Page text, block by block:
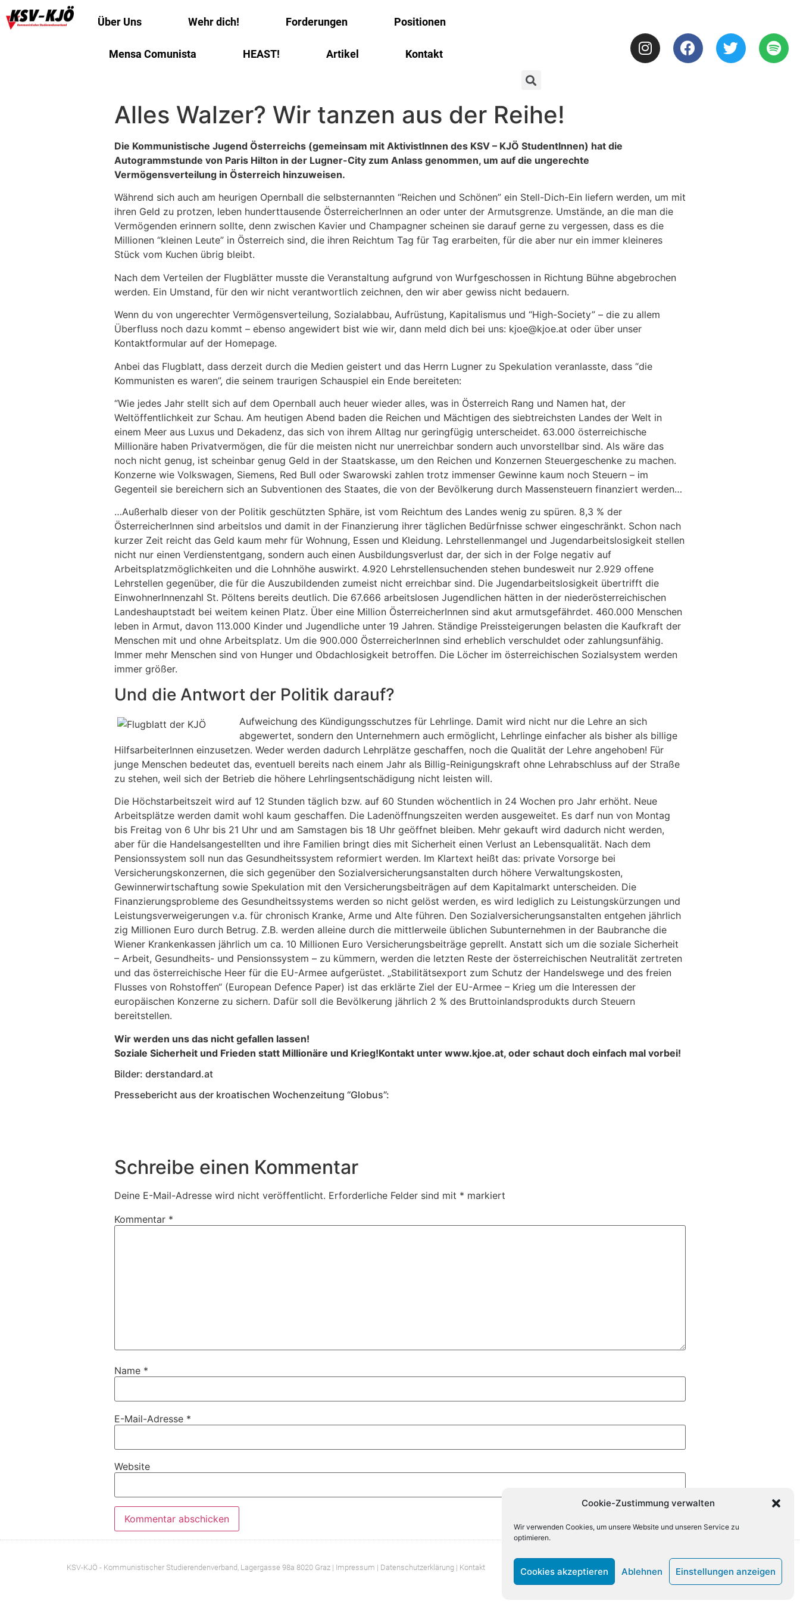
Cookie-Zustimmung verwalten
Wir verwenden Cookies, um unsere Website und unseren Service zu
optimieren.
Cookies akzeptieren Ablehnen Einstellungen anzeigen
Über Uns Wehr dich! Forderungen Positionen
Mensa Comunista HEAST! Artikel Kontakt
Alles Walzer? Wir tanzen aus der Reihe!
Die Kommunistische Jugend Österreichs (gemeinsam mit AktivistInnen des KSV – KJÖ StudentInnen) hat die
Autogrammstunde von Paris Hilton in der Lugner-City zum Anlass genommen, um auf die ungerechte
Vermögensverteilung in Österreich hinzuweisen.
Während sich auch am heurigen Opernball die selbsternannten “Reichen und Schönen” ein Stell-Dich-Ein liefern werden, um mit
ihren Geld zu protzen, leben hunderttausende ÖsterreicherInnen an oder unter der Armutsgrenze. Umstände, an die man die
Vermögenden erinnern sollte, denn zwischen Kavier und Champagner scheinen sie darauf gerne zu vergessen, dass es die
Millionen “kleinen Leute” in Österreich sind, die ihren Reichtum Tag für Tag erarbeiten, für die aber nur ein immer kleineres
Stück vom Kuchen übrig bleibt.
Nach dem Verteilen der Flugblätter musste die Veranstaltung aufgrund von Wurfgeschossen in Richtung Bühne abgebrochen
werden. Ein Umstand, für den wir nicht verantwortlich zeichnen, den wir aber gewiss nicht bedauern.
Wenn du von ungerechter Vermögensverteilung, Sozialabbau, Aufrüstung, Kapitalismus und “High-Society” – die zu allem
Überfluss noch dazu kommt – ebenso angewidert bist wie wir, dann meld dich bei uns: kjoe@kjoe.at oder über unser
Kontaktformular auf der Homepage.
Anbei das Flugblatt, dass derzeit durch die Medien geistert und das Herrn Lugner zu Spekulation veranlasste, dass “die
Kommunisten es waren”, die seinem traurigen Schauspiel ein Ende bereiteten:
“Wie jedes Jahr stellt sich auf dem Opernball auch heuer wieder alles, was in Österreich Rang und Namen hat, der
Weltöffentlichkeit zur Schau. Am heutigen Abend baden die Reichen und Mächtigen des siebtreichsten Landes der Welt in
einem Meer aus Luxus und Dekadenz, das sich von ihrem Alltag nur geringfügig unterscheidet. 63.000 österreichische
Millionäre haben Privatvermögen, die für die meisten nicht nur unerreichbar sondern auch unvorstellbar sind. Als wäre das
noch nicht genug, ist scheinbar genug Geld in der Staatskasse, um den Reichen und Konzernen Steuergeschenke zu machen.
Konzerne wie Volkswagen, Siemens, Red Bull oder Swarowski zahlen trotz immenser Gewinne kaum noch Steuern – im
Gegenteil sie bereichern sich an Subventionen des Staates, die von der Bevölkerung durch Massensteuern finanziert werden…
…Außerhalb dieser von der Politik geschützten Sphäre, ist vom Reichtum des Landes wenig zu spüren. 8,3 % der
ÖsterreicherInnen sind arbeitslos und damit in der Finanzierung ihrer täglichen Bedürfnisse schwer eingeschränkt. Schon nach
kurzer Zeit reicht das Geld kaum mehr für Wohnung, Essen und Kleidung. Lehrstellenmangel und Jugendarbeitslosigkeit stellen
nicht nur einen Verdienstentgang, sondern auch einen Ausbildungsverlust dar, der sich in der Folge negativ auf
Arbeitsplatzmöglichkeiten und die Lohnhöhe auswirkt. 4.920 Lehrstellensuchenden stehen bundesweit nur 2.929 offene
Lehrstellen gegenüber, die für die Auszubildenden zumeist nicht erreichbar sind. Die Jugendarbeitslosigkeit übertrifft die
EinwohnerInnenzahl St. Pöltens bereits deutlich. Die 67.666 arbeitslosen Jugendlichen hätten in der niederösterreichischen
Landeshauptstadt bei weitem keinen Platz. Über eine Million ÖsterreicherInnen sind akut armutsgefährdet. 460.000 Menschen
leben in Armut, davon 113.000 Kinder und Jugendliche unter 19 Jahren. Ständige Preissteigerungen belasten die Kaufkraft der
Menschen mit und ohne Arbeitsplatz. Um die 900.000 ÖsterreicherInnen sind erheblich verschuldet oder zahlungsunfähig.
Immer mehr Menschen sind von Hunger und Obdachlosigkeit betroffen. Die Löcher im österreichischen Sozialsystem werden
immer größer.
Und die Antwort der Politik darauf?
Aufweichung des Kündigungsschutzes für Lehrlinge. Damit wird nicht nur die Lehre an sich
abgewertet, sondern den Unternehmern auch ermöglicht, Lehrlinge einfacher als bisher als billige
HilfsarbeiterInnen einzusetzen. Weder werden dadurch Lehrplätze geschaffen, noch die Qualität der Lehre angehoben! Für
junge Menschen bedeutet das, eventuell bereits nach einem Jahr als Billig-Reinigungskraft ohne Lehrabschluss auf der Straße
zu stehen, weil sich der Betrieb die höhere Lehrlingsentschädigung nicht leisten will.
Die Höchstarbeitszeit wird auf 12 Stunden täglich bzw. auf 60 Stunden wöchentlich in 24 Wochen pro Jahr erhöht. Neue
Arbeitsplätze werden damit wohl kaum geschaffen. Die Ladenöffnungszeiten werden ausgeweitet. Es darf nun von Montag
bis Freitag von 6 Uhr bis 21 Uhr und am Samstagen bis 18 Uhr geöffnet bleiben. Mehr gekauft wird dadurch nicht werden,
aber für die Handelsangestellten und ihre Familien bringt dies mit Sicherheit einen Verlust an Lebensqualität. Nach dem
Pensionssystem soll nun das Gesundheitssystem reformiert werden. Im Klartext heißt das: private Vorsorge bei
Versicherungskonzernen, die sich gegenüber den Sozialversicherungsanstalten durch höhere Verwaltungskosten,
Gewinnerwirtschaftung sowie Spekulation mit den Versicherungsbeiträgen auf dem Kapitalmarkt unterscheiden. Die
Finanzierungsprobleme des Gesundheitssystems werden so nicht gelöst werden, es wird lediglich zu Leistungskürzungen und
Leistungsverweigerungen v.a. für chronisch Kranke, Arme und Alte führen. Den Sozialversicherungsanstalten entgehen jährlich
zig Millionen Euro durch Betrug. Z.B. werden alleine durch die mittlerweile üblichen Subunternehmen in der Baubranche die
Wiener Krankenkassen jährlich um ca. 10 Millionen Euro Versicherungsbeiträge geprellt. Anstatt sich um die soziale Sicherheit
– Arbeit, Gesundheits- und Pensionssystem – zu kümmern, werden die letzten Reste der österreichischen Neutralität zertreten
und das österreichische Heer für die EU-Armee aufgerüstet. „Stabilitätsexport zum Schutz der Handelswege und des freien
Flusses von Rohstoffen“ (European Defence Paper) ist das erklärte Ziel der EU-Armee – Krieg um die Interessen der
europäischen Konzerne zu sichern. Dafür soll die Bevölkerung jährlich 2 % des Bruttoinlandsprodukts durch Steuern
bereitstellen.
Wir werden uns das nicht gefallen lassen!
Soziale Sicherheit und Frieden statt Millionäre und Krieg!Kontakt unter www.kjoe.at, oder schaut doch einfach mal vorbei!
Bilder: derstandard.at
Pressebericht aus der kroatischen Wochenzeitung “Globus”:
Schreibe einen Kommentar
Deine E-Mail-Adresse wird nicht veröffentlicht. Erforderliche Felder sind mit * markiert
Kommentar *
Name *
E-Mail-Adresse *
Website
KSV-KJÖ - Kommunistischer Studierendenverband , Lagergasse 98a 8020 Graz | Impressum | Datenschutzerklärung | Kontakt